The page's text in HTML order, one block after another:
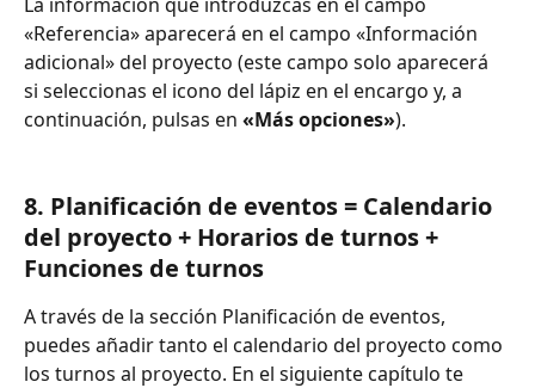
«Referencia» aparecerá en el campo «Información
adicional» del proyecto (este campo solo aparecerá
si seleccionas el icono del lápiz en el encargo y, a
continuación, pulsas en «Más opciones»).
8. Planificación de eventos = Calendario
del proyecto + Horarios de turnos +
Funciones de turnos
A través de la sección Planificación de eventos,
puedes añadir tanto el calendario del proyecto como
los turnos al proyecto. En el siguiente capítulo te